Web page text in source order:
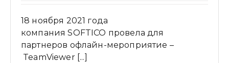
18 ноября 2021 года
компания SOFTICO провела для
партнеров офлайн-мероприятие –
TeamViewer [...]